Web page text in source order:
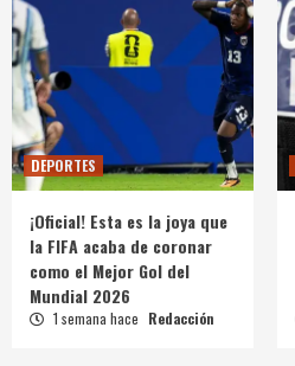
DEPORTES
¡Oficial! Esta es la joya que
la FIFA acaba de coronar
como el Mejor Gol del
Mundial 2026
1 semana hace Redacción